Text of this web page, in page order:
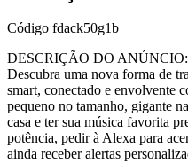
Código fdack50g1b
DESCRIÇÃO DO ANÚNCIO:
Descubra uma nova forma de
smart, conectado e envolvente
pequeno no tamanho, gigante
casa e ter sua música favorita
potência, pedir à Alexa para
ainda receber alertas